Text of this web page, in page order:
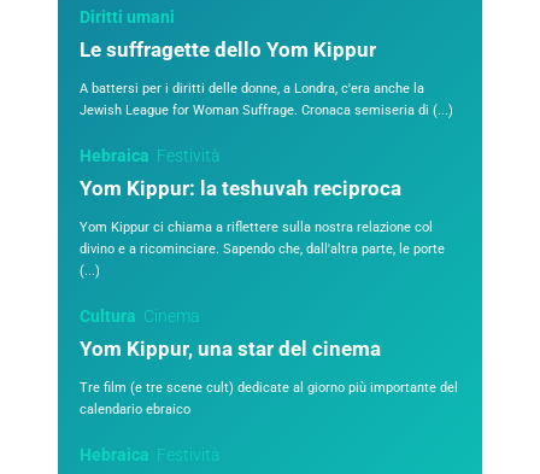
Diritti umani
Le suffragette dello Yom Kippur
A battersi per i diritti delle donne, a Londra, c'era anche la
Jewish League for Woman Suffrage. Cronaca semiseria di (...)
Hebraica Festività
Yom Kippur: la teshuvah reciproca
Yom Kippur ci chiama a riflettere sulla nostra relazione col
divino e a ricominciare. Sapendo che, dall'altra parte, le porte
(...)
Cultura Cinema
Yom Kippur, una star del cinema
Tre film (e tre scene cult) dedicate al giorno più importante del
calendario ebraico
Hebraica Festività